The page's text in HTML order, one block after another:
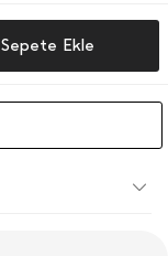
Sepete Ekle